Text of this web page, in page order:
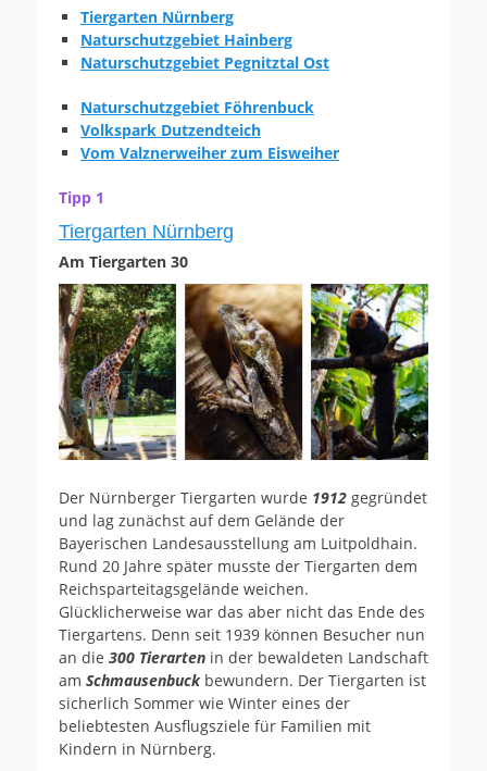
Tiergarten Nürnberg
Naturschutzgebiet Hainberg
Naturschutzgebiet Pegnitztal Ost
Naturschutzgebiet Föhrenbuck
Volkspark Dutzendteich
Vom Valznerweiher zum Eisweiher
Tipp 1
Tiergarten Nürnberg
Am Tiergarten 30
Der Nürnberger Tiergarten wurde 1912 gegründet
und lag zunächst auf dem Gelände der
Bayerischen Landesausstellung am Luitpoldhain.
Rund 20 Jahre später musste der Tiergarten dem
Reichsparteitagsgelände weichen.
Glücklicherweise war das aber nicht das Ende des
Tiergartens. Denn seit 1939 können Besucher nun
an die 300 Tierarten in der bewaldeten Landschaft
am Schmausenbuckbewundern. Der Tiergarten ist
sicherlich Sommer wie Winter eines der
beliebtesten Ausflugsziele für Familien mit
Kindern in Nürnberg.